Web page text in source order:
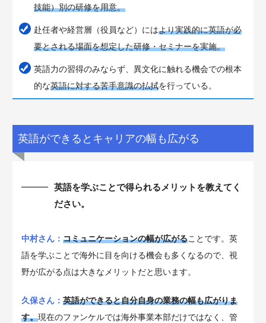
技能）別の研修を用意。
赴任者や経営層（役員など）にはより実践的に英語が必
要とされる場面を想定した研修・セミナーを実施。
英語力の習得のみならず、異文化に触れる機会での根本
的な英語に対する苦手意識の払拭を行っている。
英語ができるとキャリアの幅も広がる
英語を学ぶことで得られるメリットを教えてく
ださい。
中村さん： コミュニケーションの幅が広がることです。英
語を学ぶことで海外に目を向ける機会も多くなるので、視
野が広がる点は大きなメリットだと思います。
久保さん： 英語ができると自分自身の業務の幅も広がりま
す。現在のファンケルでは海外事業本部だけではなく、管